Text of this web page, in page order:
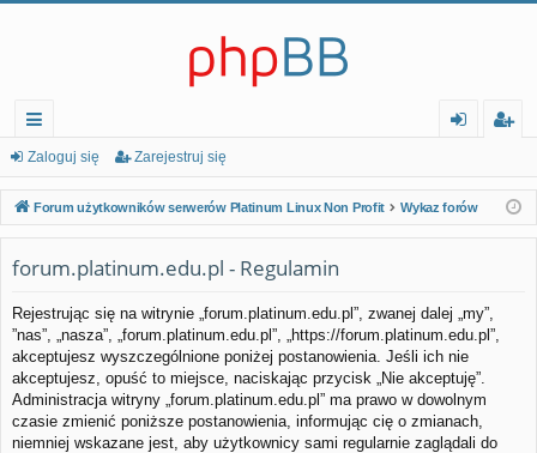
ię
ce
j…
og
uj
ej
es
Zaloguj się Zarejestruj się
Forum użytkowników serwerów Platinum Linux Non Profit Wykaz forów
forum.platinum.edu.pl - Regulamin
Rejestrując się na witrynie „forum.platinum.edu.pl”, zwanej dalej „my”,
”nas”, „nasza”, „forum.platinum.edu.pl”, „https://forum.platinum.edu.pl”,
akceptujesz wyszczególnione poniżej postanowienia. Jeśli ich nie
akceptujesz, opuść to miejsce, naciskając przycisk „Nie akceptuję”.
Administracja witryny „forum.platinum.edu.pl” ma prawo w dowolnym
czasie zmienić poniższe postanowienia, informując cię o zmianach,
niemniej wskazane jest, aby użytkownicy sami regularnie zaglądali do